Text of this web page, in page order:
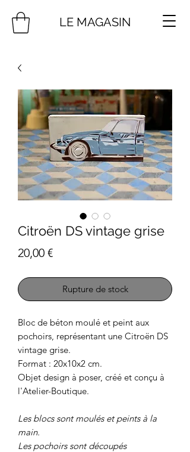
LE MAGASIN
Citroën DS vintage grise
20,00 €Prix
Rupture de stock
Bloc de béton moulé et peint aux
pochoirs, représentant une Citroën DS
vintage grise.
Format : 20x10x2 cm.
Objet design à poser, créé et conçu à
l'Atelier-Boutique.
Les blocs sont moulés et peints à la
main.
Les pochoirs sont découpés